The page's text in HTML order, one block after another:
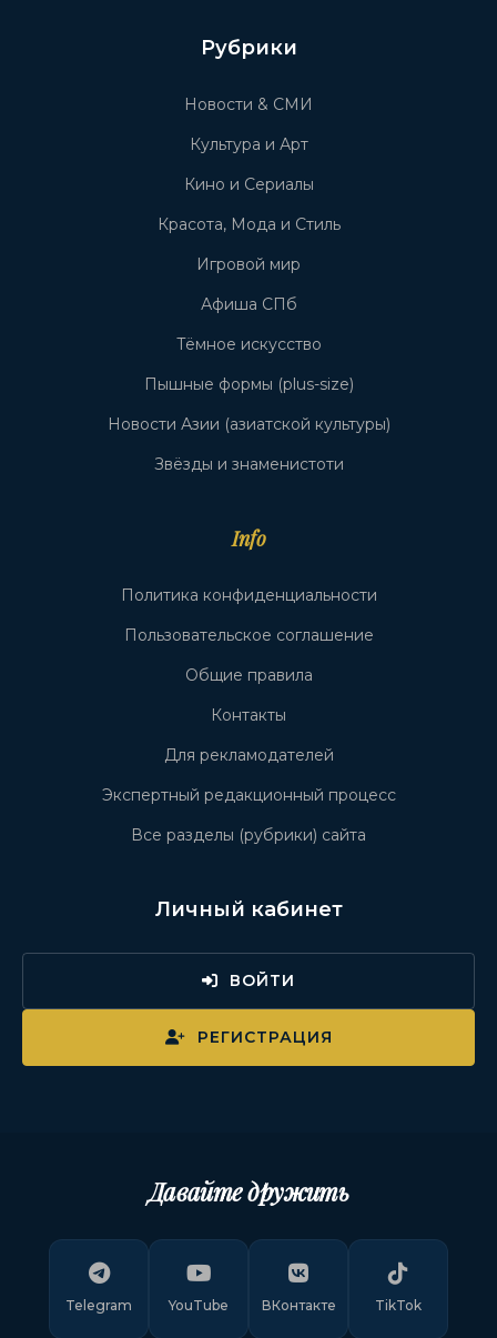
Рубрики
Новости & СМИ
Культура и Арт
Кино и Сериалы
Красота, Мода и Стиль
Игровой мир
Афиша СПб
Тёмное искусство
Пышные формы (plus-size)
Новости Азии (азиатской культуры)
Звёзды и знаменистоти
Info
Политика конфиденциальности
Пользовательское соглашение
Общие правила
Контакты
Для рекламодателей
Экспертный редакционный процесс
Все разделы (рубрики) сайта
Личный кабинет
ВОЙТИ
РЕГИСТРАЦИЯ
Давайте дружить
Telegram YouTube ВКонтакте TikTok